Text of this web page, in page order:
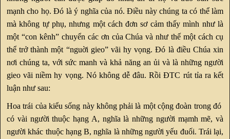
mạnh cho họ. Đó là ý nghĩa của nó. Điều này chúng ta có thể làm
mà không tự phụ, nhưng một cách đơn sơ cảm thấy mình như là
một “con kênh” chuyển các ơn của Chúa và như thế một cách cụ
thể trở thành một “nguời gieo” vãi hy vọng. Đó là điều Chúa xin
nơi chúng ta, với sức manh và khả năng an ủi và là những người
gieo vãi niềm hy vọng. Nó không dễ đâu. Rồi ĐTC rút tỉa ra kết
luận như sau:
Hoa trái của kiểu sống này không phải là một cộng đoàn trong đó
có vài người thuộc hạng A, nghĩa là những người mạmh mẽ, và
người khác thuộc hạng B, nghĩa là những người yếu đuối. Trái lại,